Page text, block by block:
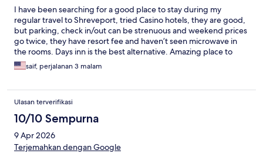
I have been searching for a good place to stay during my
regular travel to Shreveport, tried Casino hotels, they are good,
but parking, check in/out can be strenuous and weekend prices
go twice, they have resort fee and haven’t seen microwave in
the rooms. Days inn is the best alternative. Amazing place to
stay, decent pricing, Wyndham reward's, clean rooms, good
quality linen, close parking, great outdoor sitting area, only
place to everyone!!
saif, perjalanan 3 malam
Ulasan terverifikasi
10/10 Sempurna
9 Apr 2026
Terjemahkan dengan Google